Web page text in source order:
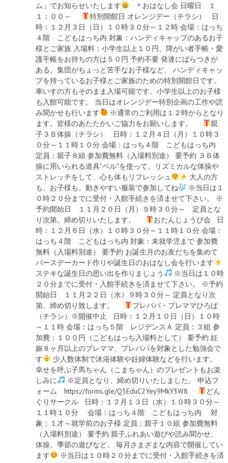
ム」でお知らせいたします
＊おはなし会 日曜日 １
１：００～
特別開館日 オレンジデー（チラシ） 日
時：１２月３日（日）１０時３０分～１２時 会場：はっち
４階 こどもはっち内 対象：ハンディキャップのあるお子
様とご家族 入場料：小学生以上１０円、障がい者手帳・愛
護手帳をお持ちの方は５０円 予約不要 発達にばらつきが
ある、集団がちょっと苦手なお子様など、 ハンディキャッ
プを持っているお子様とご家族のための特別開館日です。
車いすの方もそのまま入場可能です。小学生以上のお子様
も入館可能です。 当日はオレンジデー特別企画の工作や読
み聞かせも行います
※通常のご利用は１２時からとなり
ます。皆様のあたたかいご協力をお願いします。
親
子３Ｂ体操（チラシ） 日時：１２月４日（月）１０時３
０分～１１時１０分 会場：はっち４階 こどもはっち内
定員：親子８組 参加費無料（入場料別途） 要予約 ３Ｂ体
操に用いられる道具”ベル”を使って、リズミカルな体操や
ストレッチをして、心も体もリフレッシュ
大人の方
も、お子様も、動きやすい服装で参加してね
※当日は１
０時２０分までに受付・入館手続きを済ませて下さい。 ※
予約開始日 １１月２０日（月）９時３０分～ 定員とな
り次第、締め切りいたします。
おたんじょうび会 日
時：１２月６日（水）１０時３０分～１１時１０分 会場：
はっち４階 こどもはっち内 対象：未就学児まで 参加費
無料（入場料別途） 要予約 お誕生月のお友だちを集めて
バースデーカード作りや誕生日のおはなし会を行います
ステキな誕生日の思い出を作りましょう
※当日は１０時
２０分までに受付・入館手続きを済ませて下さい。 ※予約
開始日 １１月２２日（水）９時３０分～ 定員となり次
第、締め切り致します。
プレパパ・プレママひろば
（チラシ）※開催中止 日時：１２月１０日（日）１０時
～１１時 会場：はっち５階 レジデンスＡ 定員：３組 参
加費：１００円（こどもはっち入場料として） 要予約 妊
娠８ヶ月以上のプレママ、プレパパを対象とした勉強会で
す
少人数体制で沐浴体験や妊婦体験などを行います。
幸せを呼ぶ子馬ちゃん（こまちゃん）のプレゼントもお楽
しみに
※定員となり、締め切りいたしました。 申込フ
ォーム https://forms.gle/Q3EduC2Yey9MkY3W8
どん
ぐりサークル 日時：１２月１３日（水）１０時３０分～
１１時１０分 会場：はっち４階 こどもはっち内 対
象：１才～就学前のお子様 定員：親子１０組 参加費無料
（入場料別途） 要予約 親子ふれあい遊びや読み聞かせ、
体操、季節の遊びなど、 毎月さまざまな内容で開催してい
ます
※当日は１０時２０分までに受付・入館手続きを済